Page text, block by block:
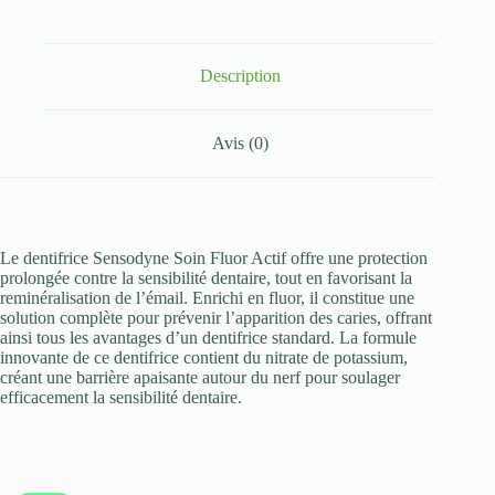
Description
Avis (0)
Le dentifrice Sensodyne Soin Fluor Actif offre une protection
prolongée contre la sensibilité dentaire, tout en favorisant la
reminéralisation de l’émail. Enrichi en fluor, il constitue une
solution complète pour prévenir l’apparition des caries, offrant
ainsi tous les avantages d’un dentifrice standard. La formule
innovante de ce dentifrice contient du nitrate de potassium,
créant une barrière apaisante autour du nerf pour soulager
efficacement la sensibilité dentaire.